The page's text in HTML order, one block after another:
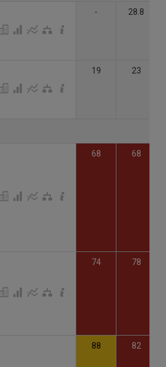
- 28.8
19 23
68 68
74 78
88 82